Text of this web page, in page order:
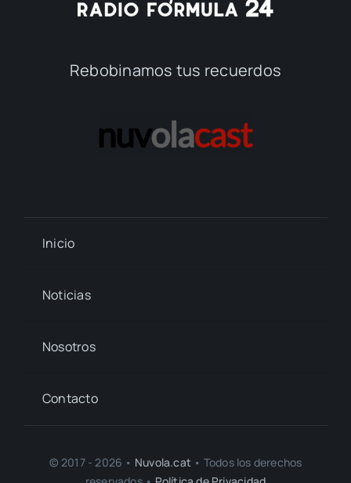
Rebobinamos tus recuerdos
Inicio
Noticias
Nosotros
Contacto
© 2017 - 2026 • Nuvola.cat • Todos los derechos